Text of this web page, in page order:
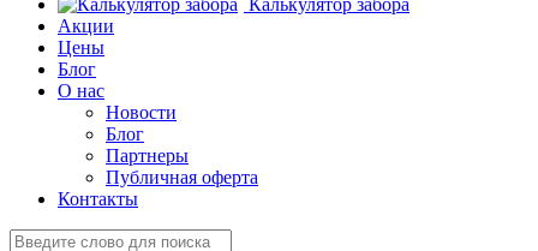
Калькулятор забора
Акции
Цены
Блог
О нас
Новости
Блог
Партнеры
Публичная оферта
Контакты